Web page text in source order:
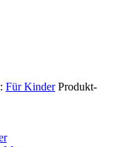
Für Kinder Produkt-